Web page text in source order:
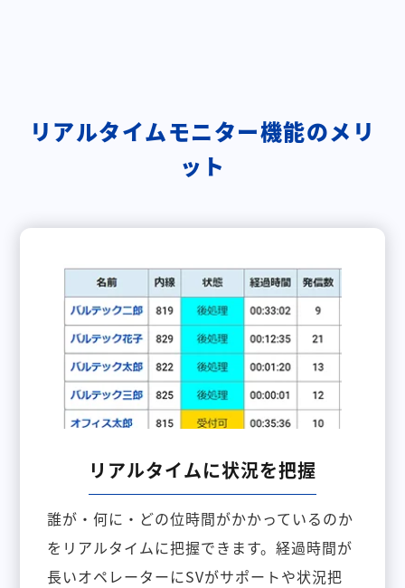
リアルタイムモニター機能のメリ
ット
リアルタイムに状況を把握
誰が・何に・どの位時間がかかっているのか
をリアルタイムに把握できます。経過時間が
長いオペレーターにSVがサポートや状況把